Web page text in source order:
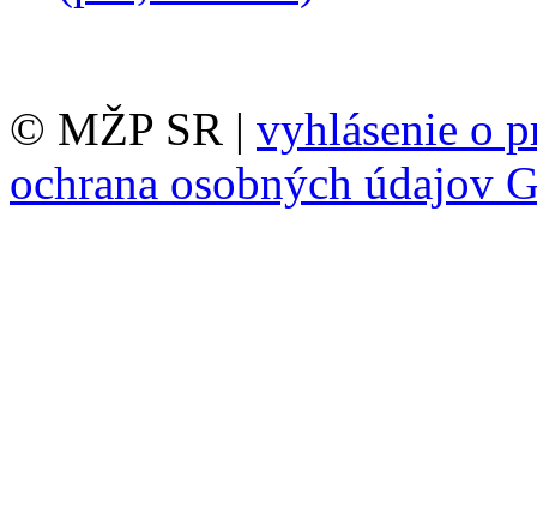
© MŽP SR | vyhlásenie o
ochrana osobných údajov